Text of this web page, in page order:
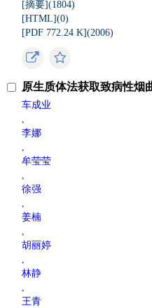
[摘要](1804)
[HTML](0)
[PDF 772.24 K](2006)
原生质体法获取致病性烟
车成业
,
李娜
,
牟莹莹
,
徐强
,
姜楠
,
胡丽婷
,
林静
,
王青